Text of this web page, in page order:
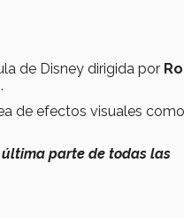
de Disney dirigida por
de efectos visuales como
parte de todas las